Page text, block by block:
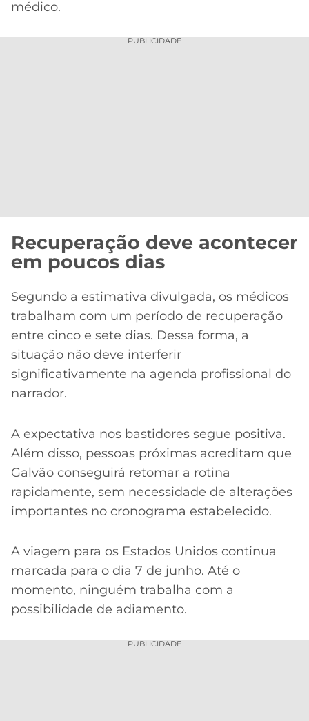
médico.
PUBLICIDADE
Recuperação deve acontecer
em poucos dias
Segundo a estimativa divulgada, os médicos
trabalham com um período de recuperação
entre cinco e sete dias. Dessa forma, a
situação não deve interferir
significativamente na agenda profissional do
narrador.
A expectativa nos bastidores segue positiva.
Além disso, pessoas próximas acreditam que
Galvão conseguirá retomar a rotina
rapidamente, sem necessidade de alterações
importantes no cronograma estabelecido.
A viagem para os Estados Unidos continua
marcada para o dia 7 de junho. Até o
momento, ninguém trabalha com a
possibilidade de adiamento.
PUBLICIDADE